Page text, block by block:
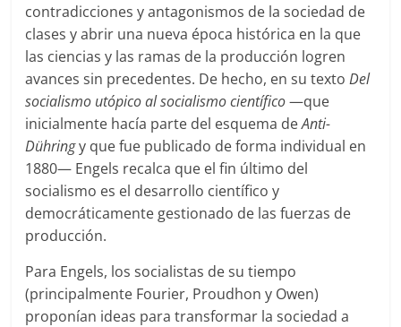
contradicciones y antagonismos de la sociedad de
clases y abrir una nueva época histórica en la que
las ciencias y las ramas de la producción logren
avances sin precedentes. De hecho, en su textoDel
socialismo utópico al socialismo científico—que
inicialmente hacía parte del esquema deAnti-
Dühringy que fue publicado de forma individual en
1880— Engels recalca que el fin último del
socialismo es el desarrollo científico y
democráticamente gestionado de las fuerzas de
producción.
Para Engels, los socialistas de su tiempo
(principalmente Fourier, Proudhon y Owen)
proponían ideas para transformar la sociedad a